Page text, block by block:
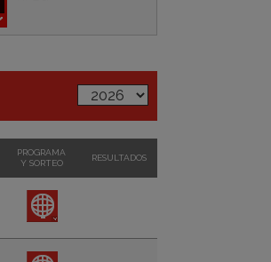
PROGRAMA
Y SORTEO
RESULTADOS